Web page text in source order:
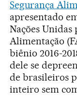
Segurança
apresentado
Nações
Alimentação
biênio 2016-
dele se
de brasileiros
inteiro sem